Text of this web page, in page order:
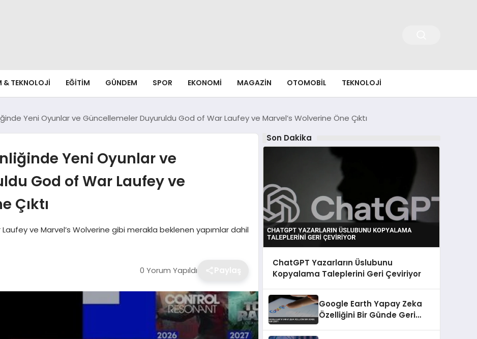
& TEKNOLOJI EĞITIM GÜNDEM SPOR EKONOMI MAGAZIN OTOMOBIL TEKNOLOJI
Yeni Oyunlar ve Güncellemeler Duyuruldu God of War Laufey ve Marvel’s Wolverine Öne Çıktı
Yeni Oyunlar ve
God of War Laufey ve
Çıktı
ve Marvel’s Wolverine gibi merakla beklenen yapımlar dahil
0 Yorum Yapıldı
Son Dakika
ChatGPT Yazarların Üslubunu
Kopyalama Taleplerini Geri Çeviriyor
Google Earth Yapay Zeka
Özelliğini Bir Günde Geri